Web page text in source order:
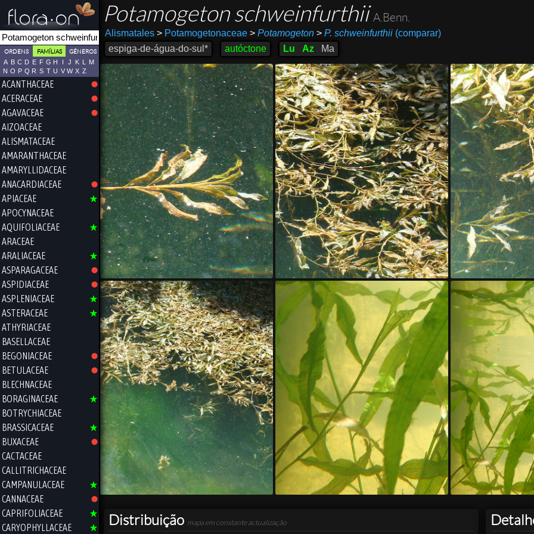
ORDENS FAMÍLIAS GÉNEROS
A B C D E F G H I J K L
M
N O P Q R S T U V W X Z
ACANTHACEAE
ACERACEAE
AGAVACEAE
AIZOACEAE
ALISMATACEAE
AMARANTHACEAE
AMARYLLIDACEAE
ANACARDIACEAE
APIACEAE
APOCYNACEAE
AQUIFOLIACEAE
ARACEAE
ARALIACEAE
ASPARAGACEAE
ASPIDIACEAE
ASPLENIACEAE
ASTERACEAE
ATHYRIACEAE
BASELLACEAE
BEGONIACEAE
BETULACEAE
BLECHNACEAE
BORAGINACEAE
BOTRYCHIACEAE
BRASSICACEAE
BUXACEAE
CACTACEAE
CALLITRICHACEAE
CAMPANULACEAE
CANNACEAE
CAPRIFOLIACEAE
CARYOPHYLLACEAE
Potamogeton schweinfurthiiA.Benn.
Alismatales >Potamogetonaceae > Potamogeton > P. schweinfurthii(comparar)
espiga-de-água-do-sul*
autóctone Lu Az Ma
Distribuição mapa em constante actualização